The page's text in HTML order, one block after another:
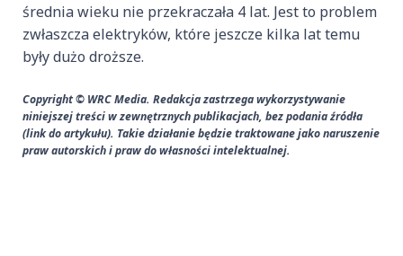
średnia wieku nie przekraczała 4 lat. Jest to problem
zwłaszcza elektryków, które jeszcze kilka lat temu
były dużo droższe.
Copyright © WRC Media. Redakcja zastrzega wykorzystywanie
niniejszej treści w zewnętrznych publikacjach, bez podania źródła
(link do artykułu). Takie działanie będzie traktowane jako naruszenie
praw autorskich i praw do własności intelektualnej.